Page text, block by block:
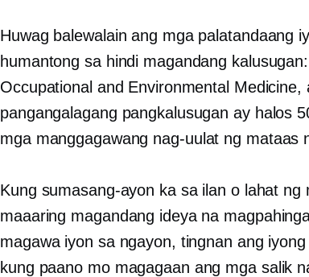
Huwag balewalain ang mga palatandaang
humantong sa hindi magandang kalusugan:
Occupational and Environmental
pangangalagang pangkalusugan ay halos
mga manggagawang nag-uulat ng mataas
Kung sumasang-ayon ka sa ilan o lahat ng
maaaring magandang ideya na
magawa iyon sa ngayon, tingnan ang
kung paano mo magagaan ang mga salik